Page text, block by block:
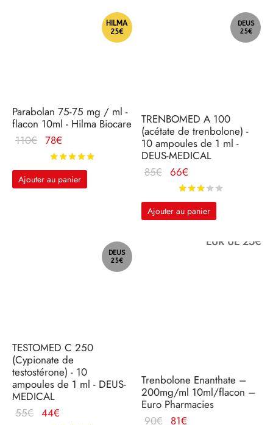
HILMA
25€
Parabolan 75-75 mg / ml -
flacon 10ml - Hilma Biocare
110€ Le prix
d'origine
était :
110€.
78€
prix
actuel
est :
Ajouter au panier
DEUS
25€
TRENBOMED A 100
(acétate de trenbolone) -
10 ampoules de 1 ml -
DEUS-MEDICAL
85€ Le prix
d'origine
était :
85€.
66€
prix
actuel
est :
Ajouter au panier
DEUS
25€
TESTOMED C 250
(Cypionate de
testostérone) - 10
ampoules de 1 ml - DEUS-
MEDICAL
55€ Le prix
44€
EUR UE 25€
Trenbolone Enanthate –
200mg/ml 10ml/flacon –
Euro Pharmacies
90€
Le prix
81€